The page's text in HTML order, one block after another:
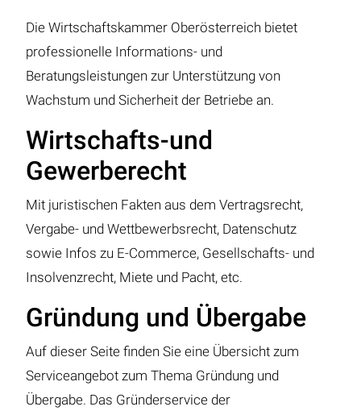
Die Wirtschaftskammer Oberösterreich bietet
professionelle Informations- und
Beratungsleistungen zur Unterstützung von
Wachstum und Sicherheit der Betriebe an.
Wirtschafts-und
Gewerberecht
Mit juristischen Fakten aus dem Vertragsrecht,
Vergabe- und Wettbewerbsrecht, Datenschutz
sowie Infos zu E-Commerce, Gesellschafts- und
Insolvenzrecht, Miete und Pacht, etc.
Gründung und Übergabe
Auf dieser Seite finden Sie eine Übersicht zum
Serviceangebot zum Thema Gründung und
Übergabe. Das Gründerservice der